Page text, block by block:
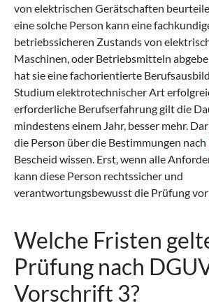
von elektrischen Gerätschaften
eine solche Person kann eine
betriebssicheren Zustands von
Maschinen, oder Betriebsmitteln
hat sie eine fachorientierte
Studium elektrotechnischer Art
erforderliche Berufserfahrung gilt die
mindestens einem Jahr, besser mehr.
die Person über die Bestimmungen nach
Bescheid wissen. Erst, wenn alle
kann diese Person rechtssicher und
verantwortungsbewusst die Prüfung
Welche Fristen
Prüfung nach
Vorschrift 3?